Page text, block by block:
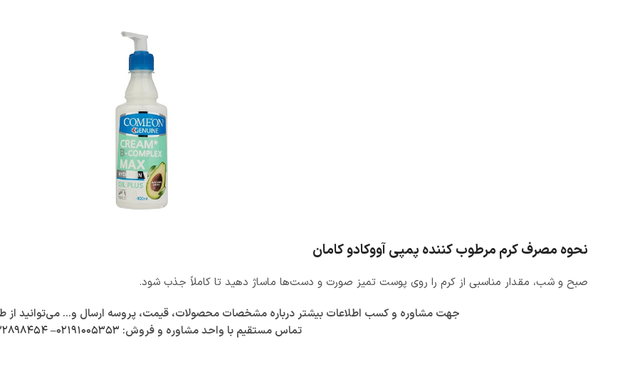
نحوه مصرف کرم مرطوب‌ کننده پمپی آووکادو کامان
صبح و شب، مقدار مناسبی از کرم را روی پوست تمیز صورت و دست‌ها ماساژ دهید تا کاملاً جذب شود.
جهت مشاوره و کسب اطلاعات بیشتر درباره مشخصات محصولات، قیمت، پروسه ارسال و… می‌توانید از
تماس مستقیم با واحد مشاوره و فروش: ۰۲۱۹۱۰۰۵۳۵۳–